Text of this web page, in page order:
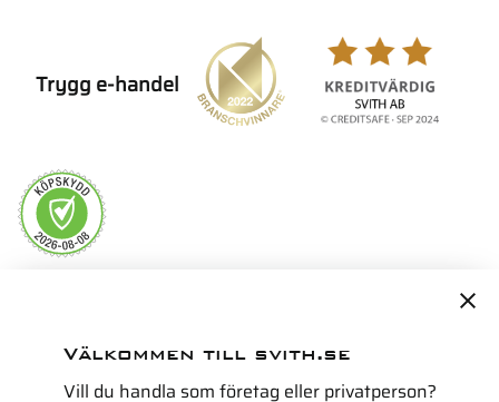
Trygg e-handel
Välkommen till svith.se
Vill du handla som företag eller privatperson?